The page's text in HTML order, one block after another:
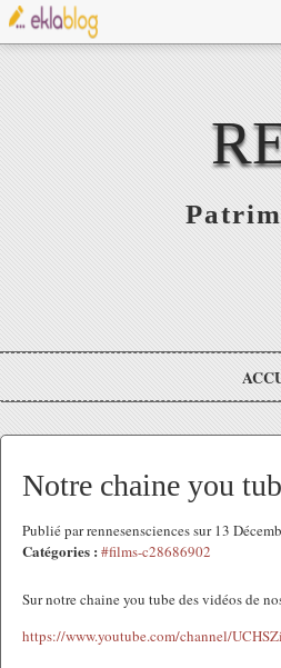
Notre chaine you
Publié par rennesensciences sur 13
Catégories : #films-c28686902
Sur notre chaine you tube des vidéos de
https://www.youtube.com/channel/